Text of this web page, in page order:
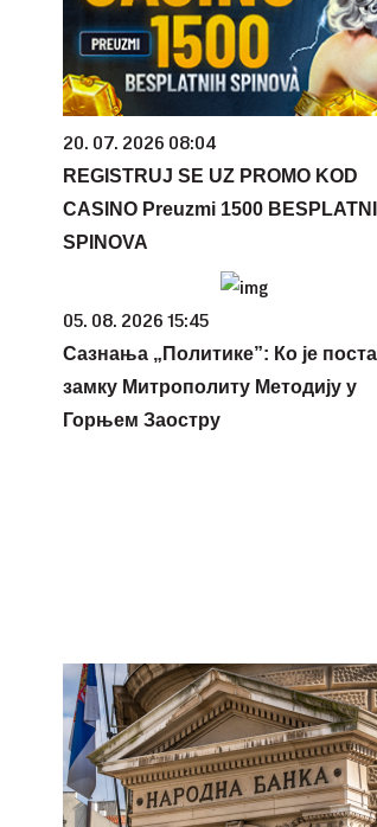
20. 07. 2026 08:04
REGISTRUJ SE UZ PROMO KOD
CASINO Preuzmi 1500
SPINOVA
05. 08. 2026 15:45
Сазнања „Политике”: Ко је
замку Митрополиту Методију у
Горњем Заостру